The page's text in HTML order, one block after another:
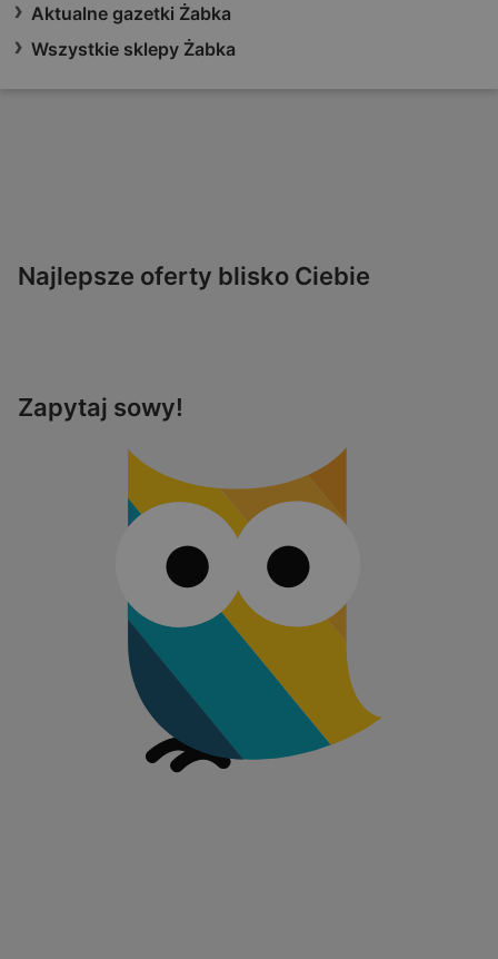
Aktualne gazetki Żabka
Wszystkie sklepy Żabka
Najlepsze oferty blisko Ciebie
Zapytaj sowy!